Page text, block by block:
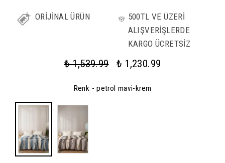
ORİJİNAL ÜRÜN
500TL VE ÜZERİ
ALIŞVERİŞLERDE
KARGO ÜCRETSİZ
₺ 1,539.99 ₺ 1,230.99
Renk - petrol mavi-krem